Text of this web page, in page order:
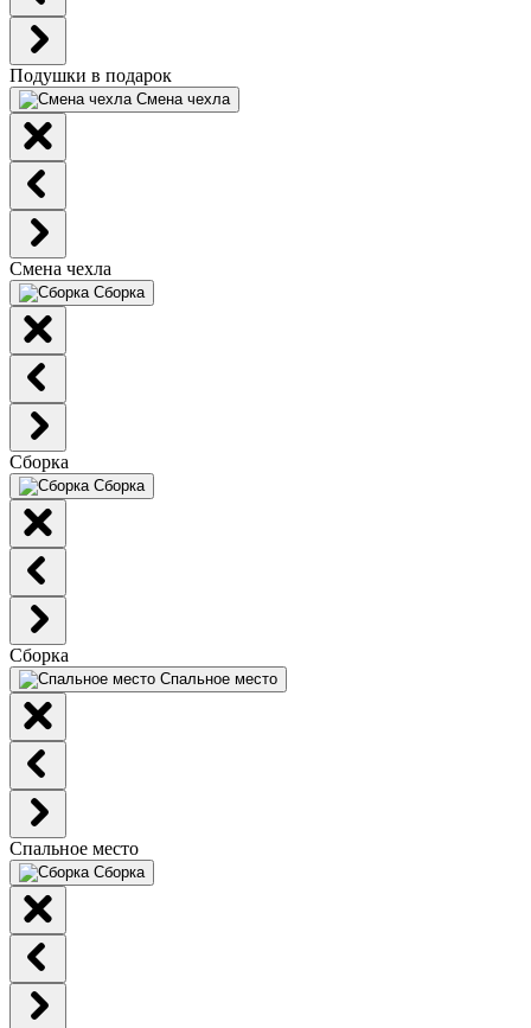
Подушки в подарок
Смена чехла
Смена чехла
Сборка
Сборка
Сборка
Сборка
Спальное место
Спальное место
Сборка